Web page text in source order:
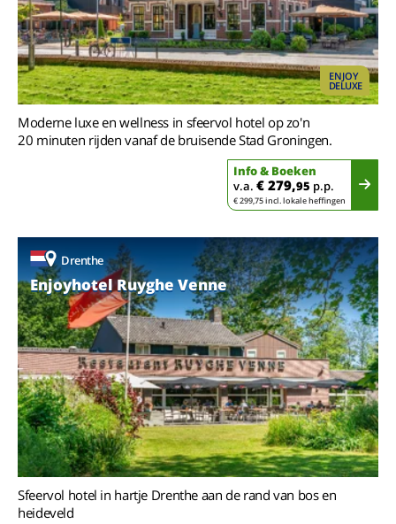
ENJOY
DELUXE
Moderne luxe en wellness in sfeervol hotel op zo'n
20 minuten rijden vanaf de bruisende Stad Groningen.
Info & Boeken
v.a. € 279,95 p.p.
€ 299,75 incl. lokale heffingen
Drenthe
Enjoyhotel Ruyghe Venne
Sfeervol hotel in hartje Drenthe aan de rand van bos en
heideveld